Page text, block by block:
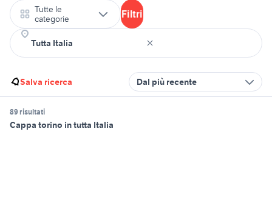
Tutte le
categorie
Filtri
Salva ricerca Dal più recente
89 risultati
Cappa torino in tutta Italia